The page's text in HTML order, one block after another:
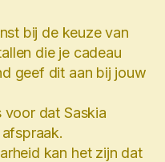
bij de keuze van
die je cadeau
geef dit aan bij jouw
dat Saskia
kan het zijn dat